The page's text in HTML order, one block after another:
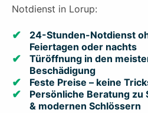
Notdienst in Lorup:
24-Stunden-Notdienst
Feiertagen oder nachts
Türöffnung in den
Beschädigung
Feste Preise – keine
Persönliche Beratung
& modernen Schlössern